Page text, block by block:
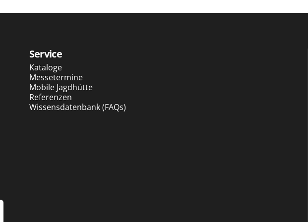
Service
Kataloge
Messetermine
Mobile Jagdhütte
Referenzen
Wissensdatenbank (FAQs)